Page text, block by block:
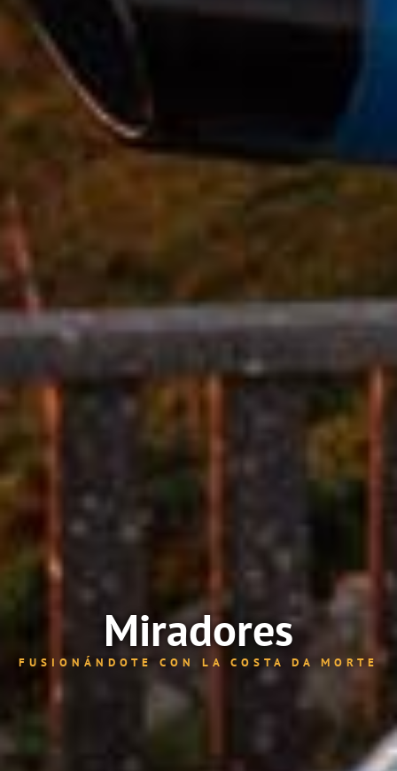
Miradores
FUSIONÁNDOTE CON LA COSTA DA MORTE